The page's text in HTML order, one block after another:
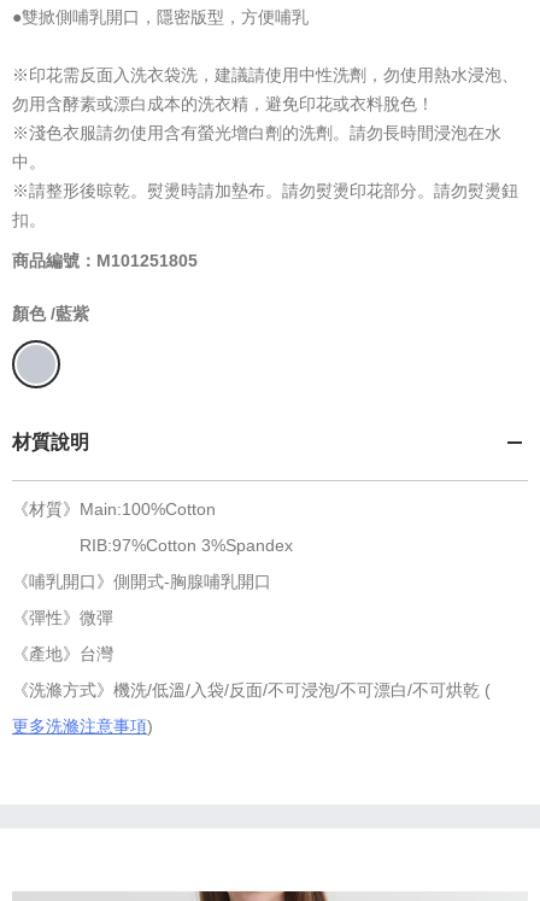
●雙掀側哺乳開口，隱密版型，方便哺乳
※印花需反面入洗衣袋洗，建議請使用中性洗劑，勿使用熱水浸泡、
勿用含酵素或漂白成本的洗衣精，避免印花或衣料脫色！
※淺色衣服請勿使用含有螢光增白劑的洗劑。請勿長時間浸泡在水
中。
※請整形後晾乾。熨燙時請加墊布。請勿熨燙印花部分。請勿熨燙鈕
扣。
商品編號：M101251805
顏色 /藍紫
材質說明
《材質》Main:100%Cotton
RIB:97%Cotton 3%Spandex
《哺乳開口》側開式-胸腺哺乳開口
《彈性》微彈
《產地》台灣
《洗滌方式》機洗/低溫/入袋/反面/不可浸泡/不可漂白/不可烘乾 (
更多洗滌注意事項)